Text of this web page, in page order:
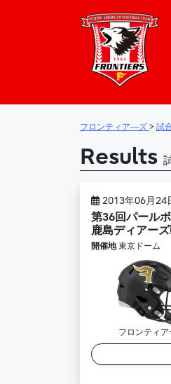
メインナビゲーシ
フロンティア―ズ > 試
Results
2013年06月24
第36回パール
鹿島ディアー
開催地東京ドーム
フロンティア